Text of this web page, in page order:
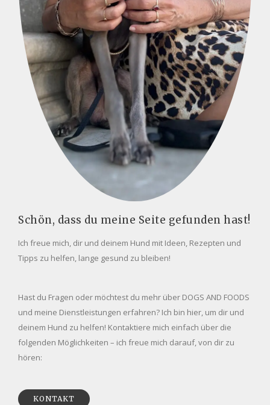
Schön, dass du meine Seite gefunden hast!
Ich freue mich, dir und deinem Hund mit Ideen, Rezepten und
Tipps zu helfen, lange gesund zu bleiben!
Hast du Fragen oder möchtest du mehr über DOGS AND FOODS
und meine Dienstleistungen erfahren? Ich bin hier, um dir und
deinem Hund zu helfen! Kontaktiere mich einfach über die
folgenden Möglichkeiten – ich freue mich darauf, von dir zu
hören:
KONTAKT